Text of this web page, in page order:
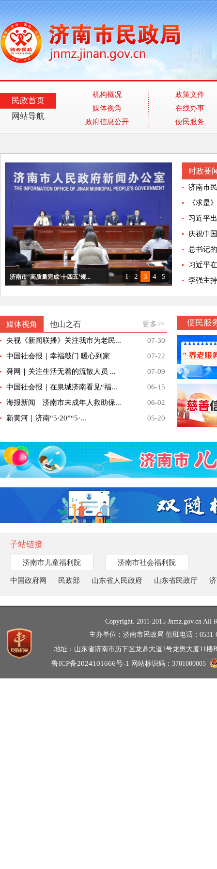
民政首页
网站导航
机构概况
媒体视角
政府信息公开
政策文件
在线办事
便民服务
济南市“泉城消费提升在行动”主...
1 2 3 4 5
时政要
济南市
《求是
习近平
庆祝中
总书记
习近平
李强主
媒体视角 他山之石
央视《新闻联播》关注我市为老民...
07-30
中国社会报｜幸福敲门 暖心到家
07-22
舜网｜关注生活无着的流散人员 ...
07-09
中国社会报｜在泉城济南看见“福...
06-15
海报新闻｜济南市未成年人救助保...
06-02
新黄河｜济南“5·20”“5·...
05-20
更多>> 便民服
子站链接
济南市儿童福利院 济南市社会福利院
中国政府网 民政部 山东省人民政府 山东省民政厅
Copyright. 2011-2015 Jnmz.gov.cn All
主办单位：济南市民政局 值班电话：0531-
地址：山东省济南市历下区龙鼎大道1号龙奥大厦11楼
鲁ICP备2024101666号-1 网站标识码：3701000005